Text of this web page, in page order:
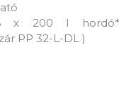
x 200 l hordó*
PP 32-L-DL )